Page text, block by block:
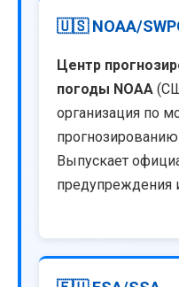
🇺🇸 NOAA/
Центр
погоды NOAA
организация по
Выпускает
предупреждения